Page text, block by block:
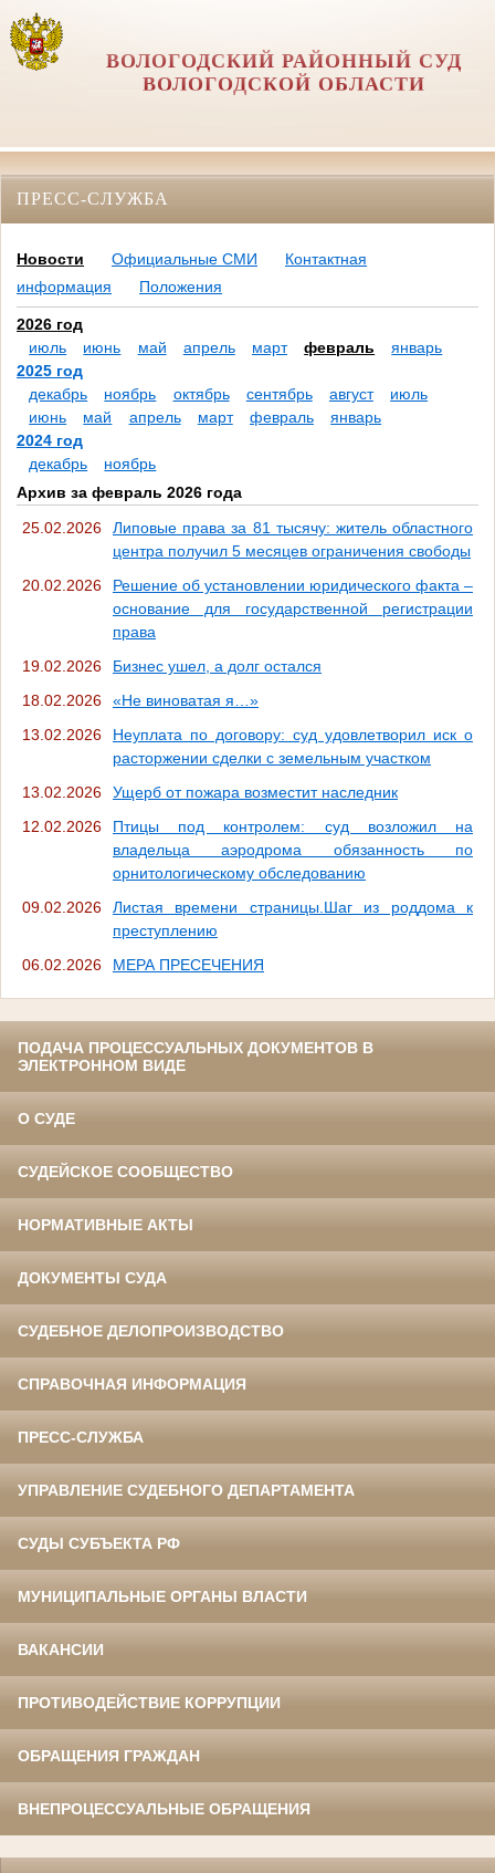
ВОЛОГОДСКИЙ РАЙОННЫЙ СУД
ВОЛОГОДСКОЙ ОБЛАСТИ
ПРЕСС-СЛУЖБА
Новости Официальные СМИ
Контактная
информация
Положения
2026 год
июль
июнь май апрель март февраль
январь
2025 год
декабрь
ноябрь октябрь сентябрь август
июль
июнь
май апрель март февраль
январь
2024 год
декабрь
ноябрь
Архив за февраль 2026 года
25.02.2026
Липовые права за 81 тысячу: житель областного
центра получил 5 месяцев ограничения свободы
20.02.2026
Решение об установлении юридического факта –
основание для государственной регистрации
права
19.02.2026
Бизнес ушел, а долг остался
18.02.2026
«Не виноватая я…»
13.02.2026
Неуплата по договору: суд удовлетворил иск о
расторжении сделки с земельным участком
13.02.2026
Ущерб от пожара возместит наследник
12.02.2026
Птицы под контролем: суд возложил на
владельца аэродрома обязанность по
орнитологическому обследованию
09.02.2026
Листая времени страницы.Шаг из роддома к
преступлению
06.02.2026
МЕРА ПРЕСЕЧЕНИЯ
ПОДАЧА ПРОЦЕССУАЛЬНЫХ ДОКУМЕНТОВ В
ЭЛЕКТРОННОМ ВИДЕ
О СУДЕ
СУДЕЙСКОЕ СООБЩЕСТВО
НОРМАТИВНЫЕ АКТЫ
ДОКУМЕНТЫ СУДА
СУДЕБНОЕ ДЕЛОПРОИЗВОДСТВО
СПРАВОЧНАЯ ИНФОРМАЦИЯ
ПРЕСС-СЛУЖБА
УПРАВЛЕНИЕ СУДЕБНОГО ДЕПАРТАМЕНТА
СУДЫ СУБЪЕКТА РФ
МУНИЦИПАЛЬНЫЕ ОРГАНЫ ВЛАСТИ
ВАКАНСИИ
ПРОТИВОДЕЙСТВИЕ КОРРУПЦИИ
ОБРАЩЕНИЯ ГРАЖДАН
ВНЕПРОЦЕССУАЛЬНЫЕ ОБРАЩЕНИЯ